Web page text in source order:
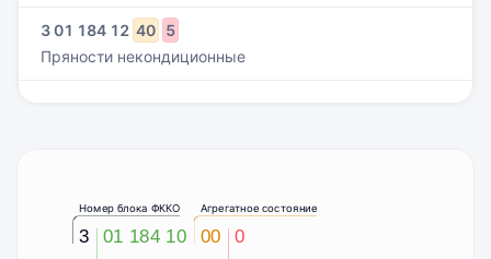
301 184 12 40 5
Пряности некондиционные
3
Номер блока ФККО
01 184 10
Агрегатное состояние
00 0